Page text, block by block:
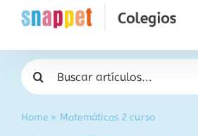
Saltar
contenido
Inicio
Home» Matemáticas 2 curso
Buscar: